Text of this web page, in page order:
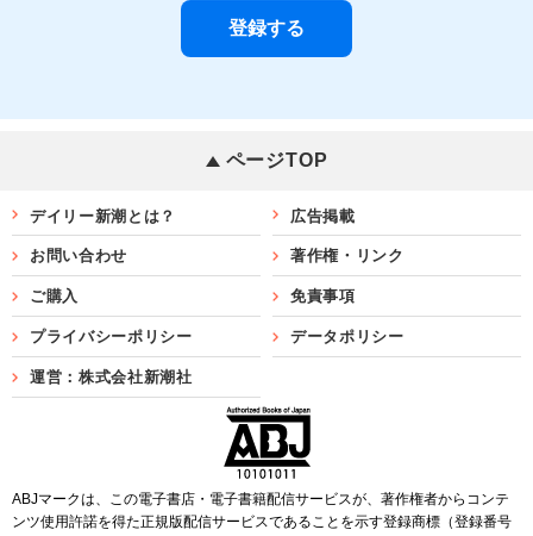
ページTOP
デイリー新潮とは？ 広告掲載
お問い合わせ 著作権・リンク
ご購入 免責事項
プライバシーポリシー データポリシー
運営：株式会社新潮社
ABJマークは、この電子書店・電子書籍配信サービスが、著作権者からコンテ
ンツ使用許諾を得た正規版配信サービスであることを示す登録商標（登録番号